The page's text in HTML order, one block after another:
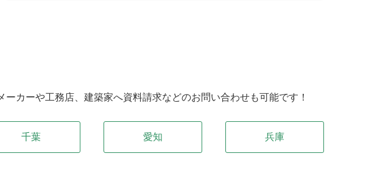
カーや工務店、建築家へ資料請求などのお問い合わせも可能です！
千葉 愛知 兵庫